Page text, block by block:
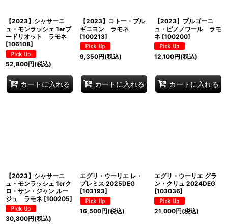
【2023】シャサーニ
ュ・モンラッシェ 1erブ
ードリオット ラモネ
[106108]
52,800円(税込)
カートに入れる
【2023】コトー・ブル
ギニヨン ラモネ
[100213]
9,350円(税込)
カートに入れる
【2023】ブルゴーニ
ュ・ピノノワール ラモ
ネ [100200]
12,100円(税込)
カートに入れる
【2023】シャサーニ
ュ・モンラッシェ 1erク
ロ・サン・ジャン ルー
ジュ ラモネ [100205]
30,800円(税込)
エグリ・ウーリエ レ・
プレミス 2025DEG
[103193]
16,500円(税込)
エグリ・ウーリエ グラ
ン・クリュ 2024DEG
[103036]
21,000円(税込)